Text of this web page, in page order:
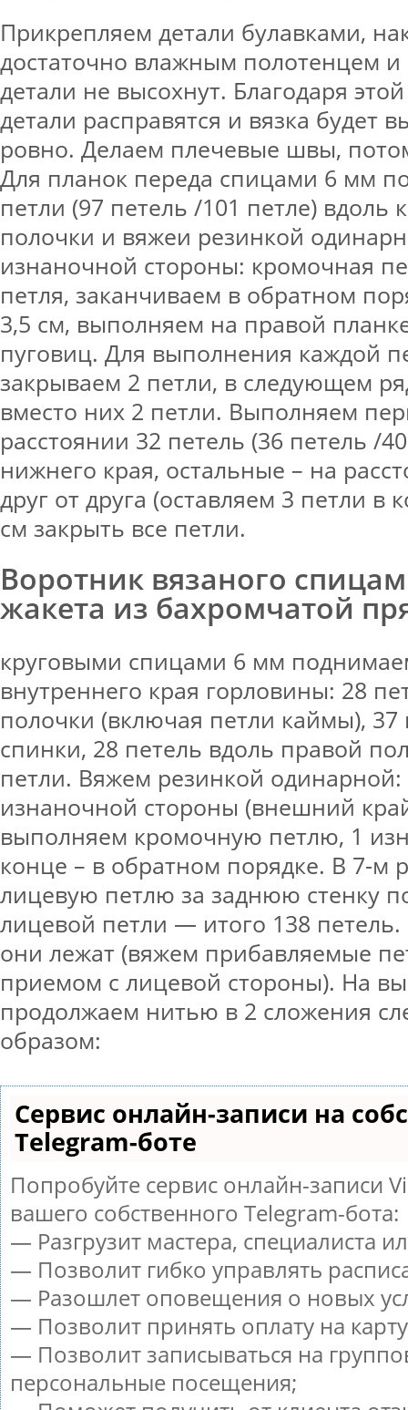
Прикрепляем детали булавками,
достаточно влажным полотенцем
детали не высохнут. Благодаря
детали расправятся и вязка будет
ровно. Делаем плечевые швы,
Для планок переда спицами 6 мм
петли (97 петель /101 петле) вдоль
полочки и вяжеи резинкой
изнаночной стороны: кромочная
петля, заканчиваем в обратном
3,5 см, выполняем на правой
пуговиц. Для выполнения каждой
закрываем 2 петли, в следующем
вместо них 2 петли. Выполняем
расстоянии 32 петель (36 петель /
нижнего края, остальные – на
друг от друга (оставляем 3 петли в
см закрыть все петли.
Воротник вязаного
жакета из бахромчатой
круговыми спицами 6 мм
внутреннего края горловины: 28
полочки (включая петли каймы), 37
спинки, 28 петель вдоль правой
петли. Вяжем резинкой одинарной:
изнаночной стороны (внешний
выполняем кромочную петлю, 1
конце – в обратном порядке. В 7-м
лицевую петлю за заднюю стенку
лицевой петли — итого 138
они лежат (вяжем прибавляемые
приемом с лицевой стороны). На
продолжаем нитью в 2 сложения
образом:
Сервис онлайн-записи на
Telegram-боте
Попробуйте сервис онлайн-записи
вашего собственного Telegram-бота:
— Разгрузит мастера, специалиста
— Позволит гибко управлять
— Разошлет оповещения о новых
— Позволит принять оплату на
— Позволит записываться на
персональные посещения;